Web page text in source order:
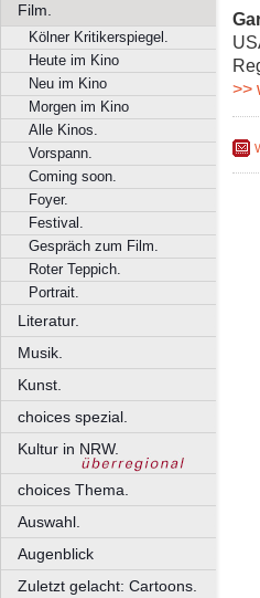
Film.
Kölner Kritikerspiegel.
Heute im Kino
Neu im Kino
Morgen im Kino
Alle Kinos.
Vorspann.
Coming soon.
Foyer.
Festival.
Gespräch zum Film.
Roter Teppich.
Portrait.
Literatur.
Musik.
Kunst.
choices spezial.
Kultur in NRW.
choices Thema.
Auswahl.
Augenblick
Zuletzt gelacht: Cartoons.
>>